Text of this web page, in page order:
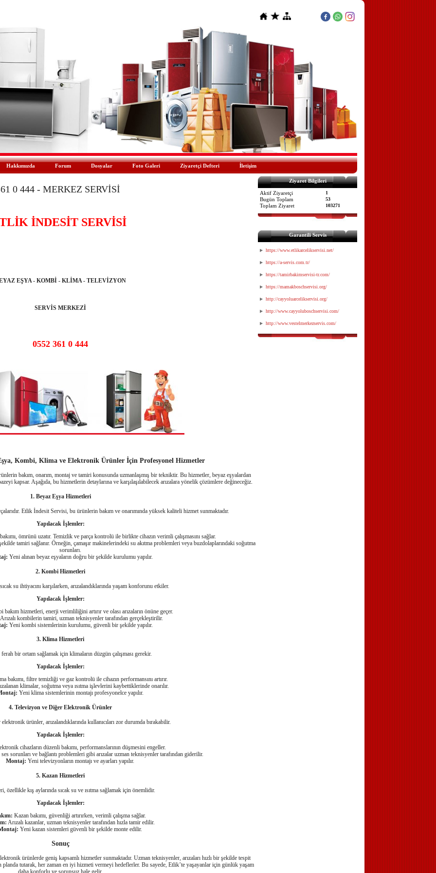
Hakkımızda Forum Dosyalar Foto Galeri Ziyaretçi Defteri İletişim
0 444 - MERKEZ SERVİSİ
İNDESİT SERVİSİ
EŞYA - KOMBİ - KLİMA - TELEVİZYON
SERVİS MERKEZİ
0552 361 0 444
Kombi, Klima ve Elektronik Ürünler İçin Profesyonel Hizmetler
bakım, onarım, montaj ve tamiri konusunda uzmanlaşmış bir tekniktir. Bu hizmetler, beyaz eşyalardan
kapsar. Aşağıda, bu hizmetlerin detaylarına ve karşılaşılabilecek arızalara yönelik çözümlere değineceğiz.
1. Beyaz Eşya Hizmetleri
Etlik İndesit Servisi, bu ürünlerin bakım ve onarımında yüksek kaliteli hizmet sunmaktadır.
Yapılacak İşlemler:
ömrünü uzatır. Temizlik ve parça kontrolü ile birlikte cihazın verimli çalışmasını sağlar.
tamiri sağlanır. Örneğin, çamaşır makinelerindeki su akıtma problemleri veya buzdolaplarındaki soğutma
sorunları.
Yeni alınan beyaz eşyaların doğru bir şekilde kurulumu yapılır.
2. Kombi Hizmetleri
su ihtiyacını karşılarken, arızalandıklarında yaşam konforunu etkiler.
Yapılacak İşlemler:
hizmetleri, enerji verimliliğini artırır ve olası arızaların önüne geçer.
kombilerin tamiri, uzman teknisyenler tarafından gerçekleştirilir.
Yeni kombi sistemlerinin kurulumu, güvenli bir şekilde yapılır.
3. Klima Hizmetleri
ferah bir ortam sağlamak için klimaların düzgün çalışması gerekir.
Yapılacak İşlemler:
bakımı, filtre temizliği ve gaz kontrolü ile cihazın performansını artırır.
klimalar, soğutma veya ısıtma işlevlerini kaybettiklerinde onarılır.
Yeni klima sistemlerinin montajı profesyonelce yapılır.
4. Televizyon ve Diğer Elektronik Ürünler
ürünler, arızalandıklarında kullanıcıları zor durumda bırakabilir.
Yapılacak İşlemler:
cihazların düzenli bakımı, performanslarının düşmesini engeller.
sorunları ve bağlantı problemleri gibi arızalar uzman teknisyenler tarafından giderilir.
Montaj: Yeni televizyonların montajı ve ayarları yapılır.
5. Kazan Hizmetleri
özellikle kış aylarında sıcak su ve ısıtma sağlamak için önemlidir.
Yapılacak İşlemler:
Kazan bakımı, güvenliği artırırken, verimli çalışma sağlar.
Arızalı kazanlar, uzman teknisyenler tarafından hızla tamir edilir.
Yeni kazan sistemleri güvenli bir şekilde monte edilir.
Sonuç
ürünlerde geniş kapsamlı hizmetler sunmaktadır. Uzman teknisyenler, arızaları hızlı bir şekilde tespit
tutarak, her zaman en iyi hizmeti vermeyi hedeflerler. Bu sayede, Etlik’te yaşayanlar için günlük yaşam
Ziyaret Bilgileri
Aktif Ziyaretçi 1
Bugün Toplam 53
Toplam Ziyaret 103271
Garantili Servis
https://www.etlikarcelikservisi.net/
https://a-servis.com.tr/
https://tamirbakimservisi-tr.com/
https://mamakboschservisi.org/
http://cayyoluarcelikservisi.org/
http://www.cayyoluboschservisi.com/
http://www.vestelmerkezservis.com/